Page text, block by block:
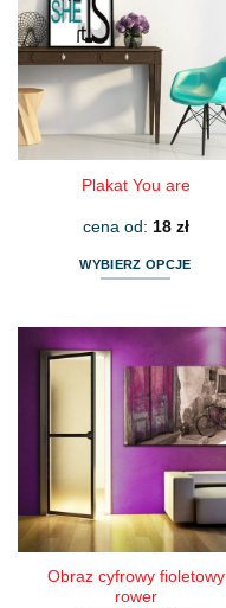
Opcje
można
wybrać
na
stronie
produktu
Plakat You are
cena od: 18 zł
WYBIERZ OPCJE
ma
wiele
wariantów.
Opcje
można
wybrać
stronie
produktu
Obraz cyfrowy fioletowy
rower